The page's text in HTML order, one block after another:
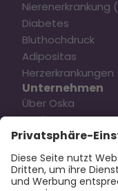
Nierenerkrankung
Diabetes
Bluthochdruck
Adipositas
Herzerkrankungen
Unternehmen
Über Oska
Karriere
Kontakt
Pressemitteilung
Rechtliches
Datenschutz